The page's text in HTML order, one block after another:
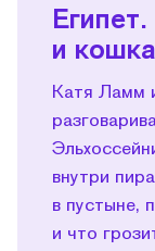
и
Катя Ламм
внутри
в пустыне,
и что